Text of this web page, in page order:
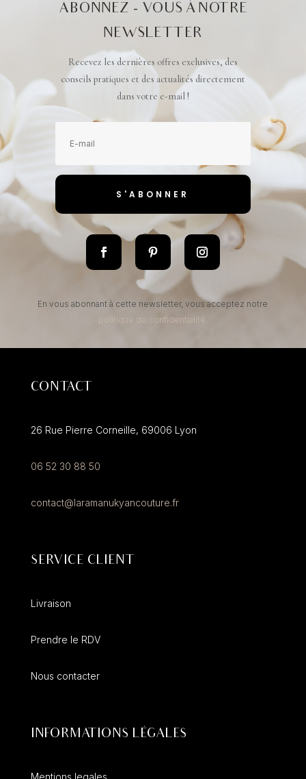
ABONNEZ - VOUS À NOTRE
NEWSLETTER
Recevez les dernières offres exclusives, des
conseils pratiques et des actualités directement
dans votre e-mail !
S'ABONNER
En vous abonnant à cette newsletter, vous acceptez notre
politique de confidentialité.
CONTACT
26 Rue Pierre Corneille, 69006 Lyon
06 52 30 88 50
contact@laramanukyancouture.fr
SERVICE CLIENT
Livraison
Prendre le RDV
Nous contacter
INFORMATIONS LÉGALES
Mentions legales